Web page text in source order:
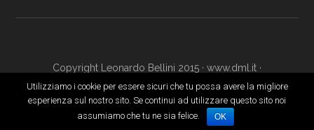
Copyright Leonardo Bellini 2015 · www.dml.it ·
www.digitalmarketingacademy.it· Login
Utilizziamo i cookie per essere sicuri che tu possa avere la migliore
esperienza sul nostro sito. Se continui ad utilizzare questo sito noi
assumiamo che tu ne sia felice.
OK